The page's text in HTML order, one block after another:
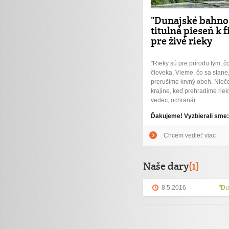
"Dunajské
titulná pieseň k
pre živé rieky
"Rieky sú pre prírodu tým,
človeka. Vieme, čo sa
prerušíme krvný obeh.
krajine, keď prehradíme
vedec, ochranár.
Ďakujeme! Vyzbierali sme:
Chcem vedieť viac
Naše dary(1)
8.5.2016